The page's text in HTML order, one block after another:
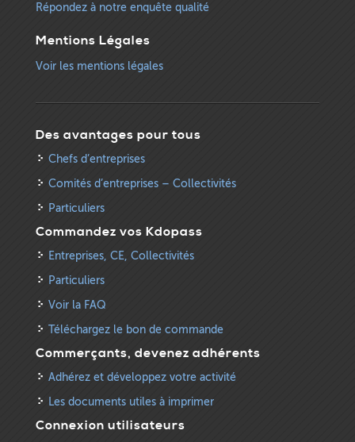
Répondez à notre enquête qualité
Mentions Légales
Voir les mentions légales
Des avantages pour tous
Chefs d’entreprises
Comités d’entreprises – Collectivités
Particuliers
Commandez vos Kdopass
Entreprises, CE, Collectivités
Particuliers
Voir la FAQ
Téléchargez le bon de commande
Commerçants, devenez adhérents
Adhérez et développez votre activité
Les documents utiles à imprimer
Connexion utilisateurs